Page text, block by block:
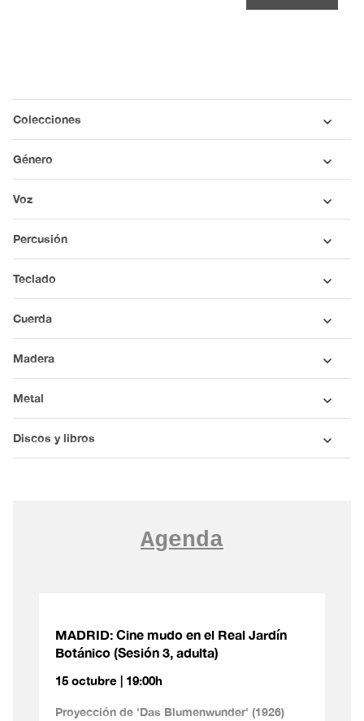
Colecciones
Género
Voz
Percusión
Teclado
Cuerda
Madera
Metal
Discos y libros
Agenda
MADRID: Cine mudo en el Real Jardín
Botánico (Sesión 3, adulta)
15 octubre | 19:00h
Proyección de 'Das Blumenwunder' (1926)